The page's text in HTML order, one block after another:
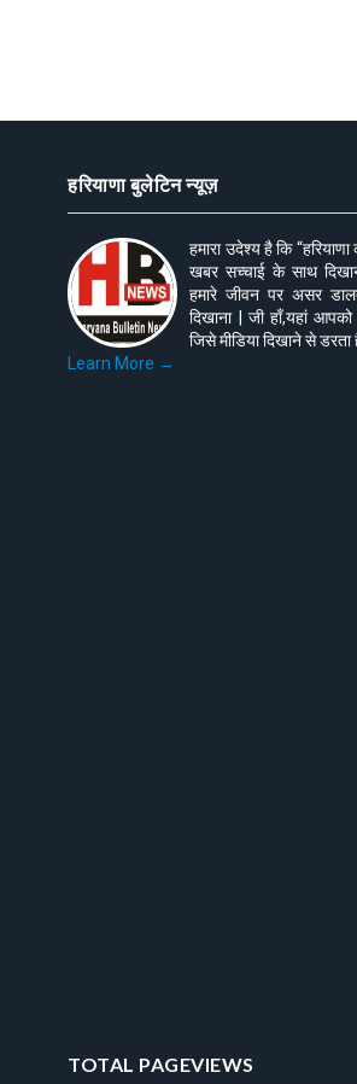
हरियाणा बुलेटिन न्यूज़
हमारा उदेश्य है कि
खबर सच्चाई के साथ
हमारे जीवन पर असर
दिखाना | जी हाँ,यहां
जिसे मीडिया दिखाने से डरता
Learn More →
TOTAL PAGEVIEWS